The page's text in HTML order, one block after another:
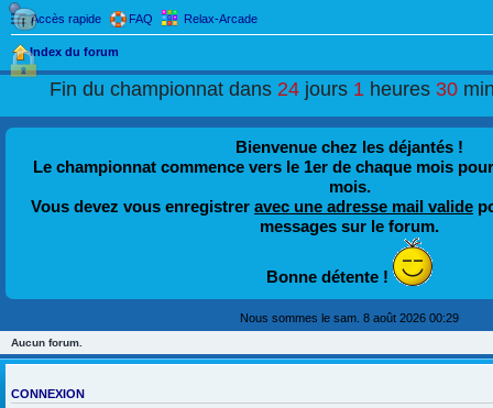
Accès rapide FAQ Relax-Arcade
Index du forum
Fin du championnat dans24 jours1 heures30
Bienvenue chez les déjantés !
Le championnat commence vers le 1er de chaque mois
mois.
Vous devez vous enregistrer avec une adresse mail valide
messages sur le forum.
Bonne détente !
Nous sommes le sam. 8 août 2026 00:29
Aucun forum.
CONNEXION